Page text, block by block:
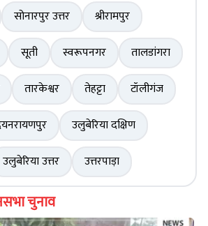
सोनारपुर उत्तर
श्रीरामपुर
सूती स्वरूपनगर
तालडांगरा
तारकेश्वर तेहट्टा
टॉलीगंज
उलुबेरिया दक्षिण
उलुबेरिया उत्तर उत्तरपाड़ा
चुनाव